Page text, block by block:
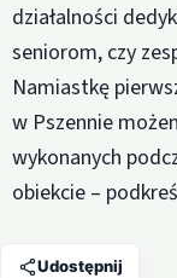
działalności
seniorom, czy
Namiastkę
w Pszennie
wykonanych
obiekcie –
Udostępnij